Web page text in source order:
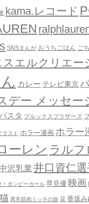
kama.レコード
SNSまんが おうちごはん ご
スエルクリエー
カレー テレビ東京
デー メッセー
スタ ブルックスブラザーズ
ラスト ホラー漫画 ホラー
ーレン ラルフ
中沢乳業 井口資仁選
！ボンビーガール 早見優 映画
猫 異常筋肉ミッチの旅 花 香坂み